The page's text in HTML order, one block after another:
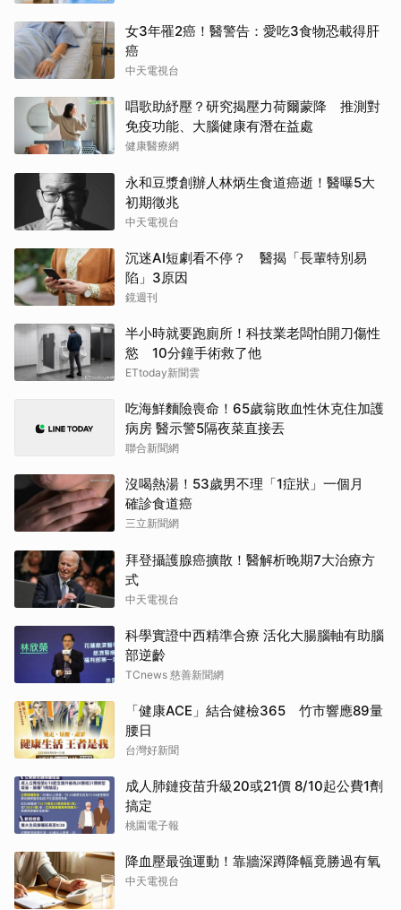
女3年罹2癌！醫警告：愛吃3食物恐載得肝
癌
中天電視台
唱歌助紓壓？研究揭壓力荷爾蒙降 推測對
免疫功能、大腦健康有潛在益處
健康醫療網
永和豆漿創辦人林炳生食道癌逝！醫曝5大
初期徵兆
中天電視台
沉迷AI短劇看不停？ 醫揭「長輩特別易
陷」3原因
鏡週刊
半小時就要跑廁所！科技業老闆怕開刀傷性
慾 10分鐘手術救了他
ETtoday新聞雲
吃海鮮麵險喪命！65歲翁敗血性休克住加護
病房 醫示警5隔夜菜直接丟
聯合新聞網
沒喝熱湯！53歲男不理「1症狀」一個月
確診食道癌
三立新聞網
拜登攝護腺癌擴散！醫解析晚期7大治療方
式
中天電視台
科學實證中西精準合療 活化大腸腦軸有助腦
部逆齡
TCnews 慈善新聞網
「健康ACE」結合健檢365 竹市響應89量
腰日
台灣好新聞
成人肺鏈疫苗升級20或21價 8/10起公費1劑
搞定
桃園電子報
降血壓最強運動！靠牆深蹲降幅竟勝過有氧
中天電視台